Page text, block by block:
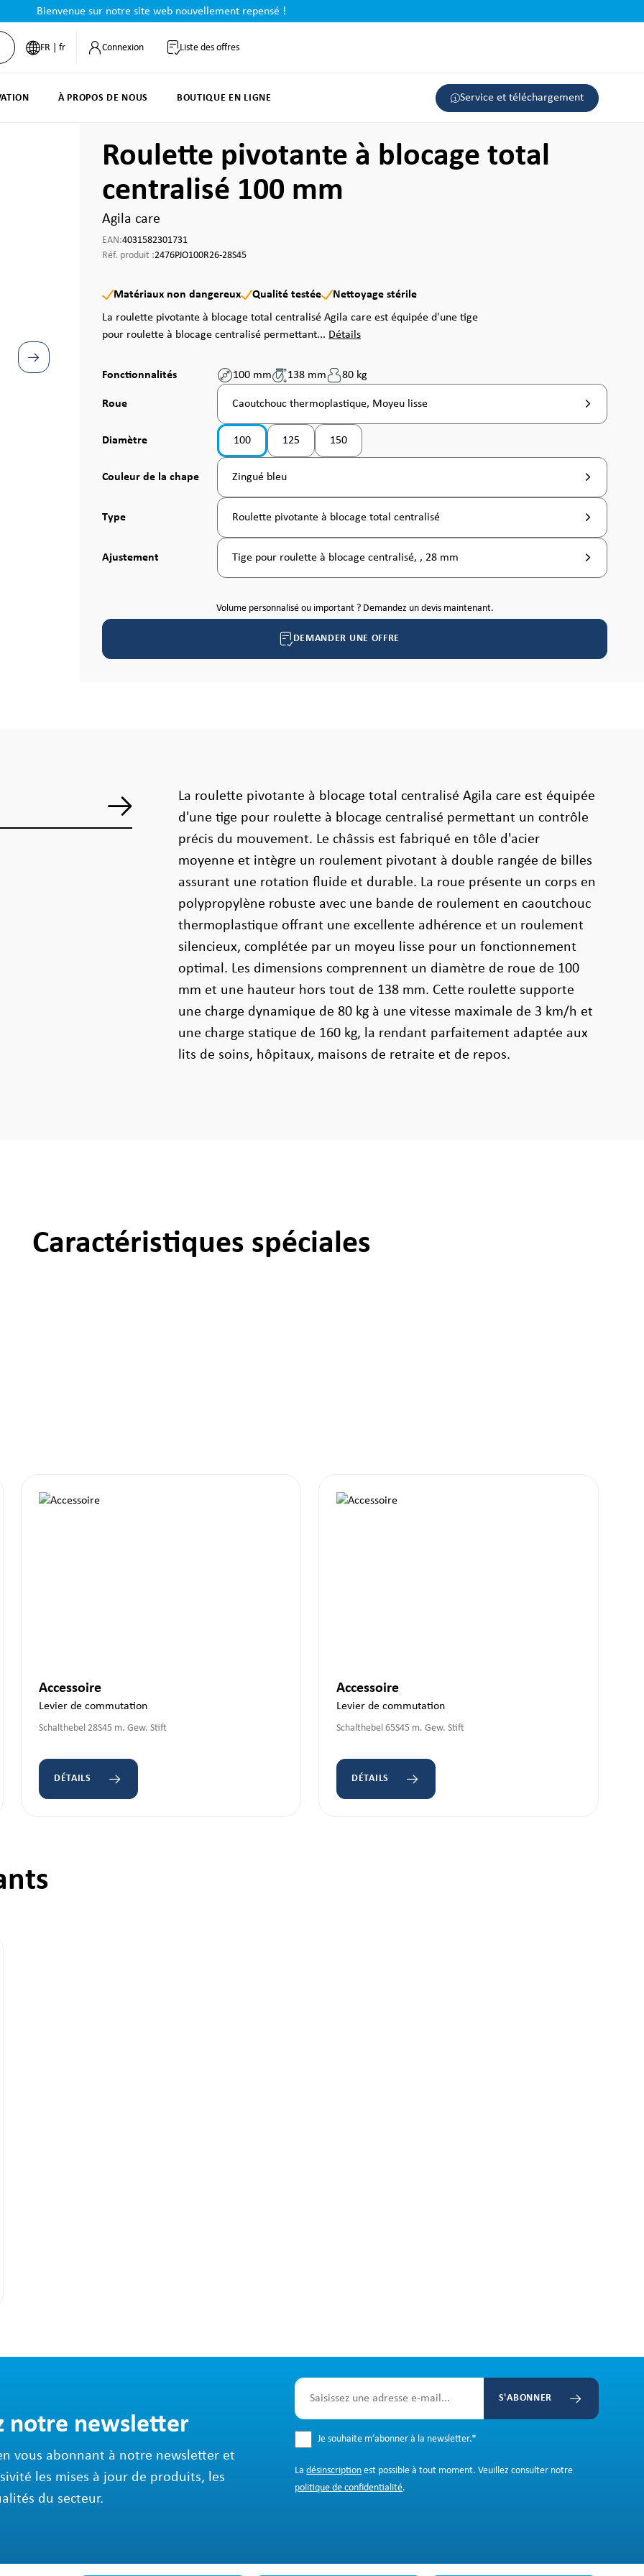
Bienvenue sur notre site web nouvellement repensé !
FR | fr Connexion Liste des offres
À PROPOS DE NOUS BOUTIQUE EN LIGNE Service et téléchargement
Roulette pivotante à blocage total
centralisé 100 mm
Agila care
EAN:4031582301731
Réf. produit :2476PJO100R26-28S45
Matériaux non dangereux Qualité testée
Nettoyage stérile
La roulette pivotante à blocage total centralisé Agila care est équipée d'une tige
pour roulette à blocage centralisé permettant... Détails
Fonctionnalités 100 mm 138 mm 80 kg
Sélectionnez
Roue Caoutchouc thermoplastique, Moyeu lisse
Sélectionnez
Diamètre 100 125 150
Sélectionnez
Couleur de la chape Zingué bleu
Sélectionnez
Type Roulette pivotante à blocage total centralisé
Sélectionnez
Ajustement Tige pour roulette à blocage centralisé, , 28 mm
Volume personnalisé ou important ? Demandez un devis maintenant.
DEMANDER UNE OFFRE
La roulette pivotante à blocage total centralisé Agila care est équipée
d'une tige pour roulette à blocage centralisé permettant un contrôle
précis du mouvement. Le châssis est fabriqué en tôle d'acier
moyenne et intègre un roulement pivotant à double rangée de billes
assurant une rotation fluide et durable. La roue présente un corps en
polypropylène robuste avec une bande de roulement en caoutchouc
thermoplastique offrant une excellente adhérence et un roulement
silencieux, complétée par un moyeu lisse pour un fonctionnement
optimal. Les dimensions comprennent un diamètre de roue de 100
mm et une hauteur hors tout de 138 mm. Cette roulette supporte
une charge dynamique de 80 kg à une vitesse maximale de 3 km/h et
une charge statique de 160 kg, la rendant parfaitement adaptée aux
lits de soins, hôpitaux, maisons de retraite et de repos.
Caractéristiques spéciales
Accessoire
Levier de commutation
Schalthebel 28S45 m. Gew. Stift
DÉTAILS
Accessoire
Levier de commutation
Schalthebel 65S45 m. Gew. Stift
DÉTAILS
notre newsletter
vous abonnant à notre newsletter et
les mises à jour de produits, les
du secteur.
S'ABONNER
Je souhaite m’abonner à la newsletter.*
Ladésinscription est possible à tout moment. Veuillez consulter notre
politique de confidentialité.